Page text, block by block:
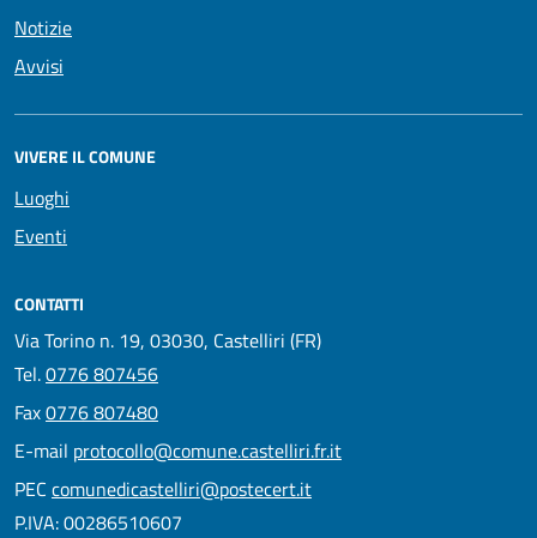
Notizie
Avvisi
VIVERE IL COMUNE
Luoghi
Eventi
CONTATTI
Via Torino n. 19, 03030, Castelliri (FR)
Tel.0776 807456
Fax0776 807480
E-mail protocollo@comune.castelliri.fr.it
PEC comunedicastelliri@postecert.it
P.IVA: 00286510607